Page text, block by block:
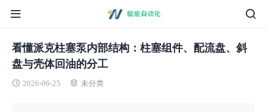
看懂派克柱塞泵内部结构：柱塞组件、配流盘、斜
盘与壳体回油的分工
2026-06-25 未分类